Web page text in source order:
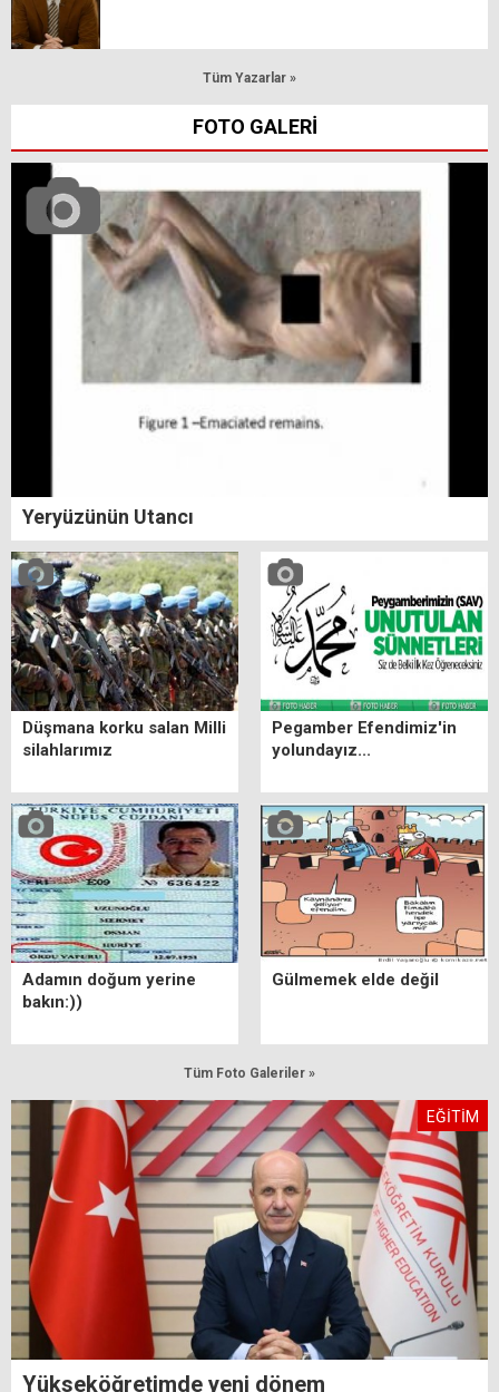
Tüm Yazarlar »
FOTO GALERİ
Yeryüzünün Utancı
Düşmana korku salan Milli
silahlarımız
Pegamber Efendimiz'in
yolundayız...
Adamın doğum yerine
bakın:))
Gülmemek elde değil
Tüm Foto Galeriler »
EĞİTİM
Yükseköğretimde yeni dönem